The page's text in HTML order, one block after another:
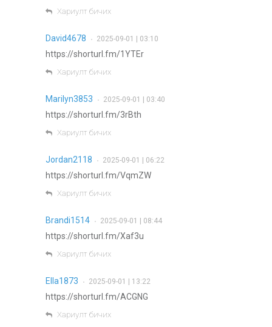
Хариулт бичих
David4678 • 2025-09-01 | 03:10
https://shorturl.fm/1YTEr
Хариулт бичих
Marilyn3853 • 2025-09-01 | 03:40
https://shorturl.fm/3rBth
Хариулт бичих
Jordan2118 • 2025-09-01 | 06:22
https://shorturl.fm/VqmZW
Хариулт бичих
Brandi1514 • 2025-09-01 | 08:44
https://shorturl.fm/Xaf3u
Хариулт бичих
Ella1873 • 2025-09-01 | 13:22
https://shorturl.fm/ACGNG
Хариулт бичих